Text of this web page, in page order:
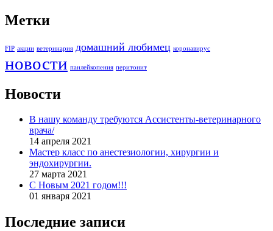
Метки
FIP акции ветеринария домашний любимец коронавирус
новости панлейкопения перитонит
Новости
В нашу команду требуются Ассистенты-ветеринарного
врача/
14 апреля 2021
Мастер класс по анестезиологии, хирургии и
эндохирургии.
27 марта 2021
С Новым 2021 годом!!!
01 января 2021
Последние записи